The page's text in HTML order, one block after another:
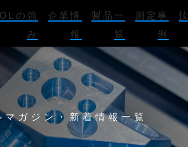
の強
み
企業情
報
製品一
覧
測定事
例
マガジン・新着情報一覧